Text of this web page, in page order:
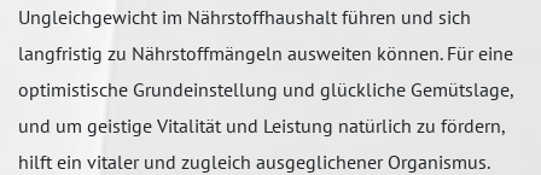
Ungleichgewicht im Nährstoffhaushalt führen und sich
langfristig zu Nährstoffmängeln ausweiten können. Für eine
optimistische Grundeinstellung und glückliche Gemütslage,
und um geistige Vitalität und Leistung natürlich zu fördern,
hilft ein vitaler und zugleich ausgeglichener Organismus.